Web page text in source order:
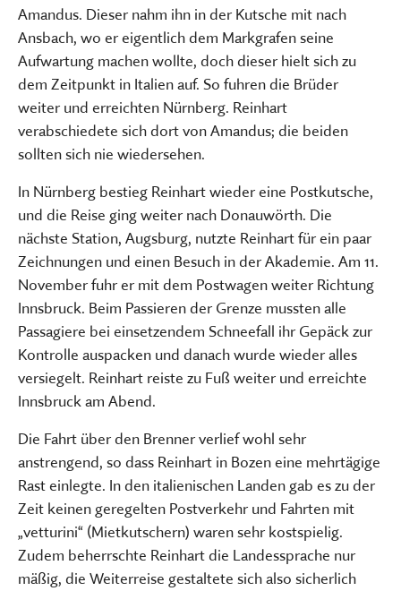
Amandus. Dieser nahm ihn in der Kutsche mit nach
Ansbach, wo er eigentlich dem Markgrafen seine
Aufwartung machen wollte, doch dieser hielt sich zu
dem Zeitpunkt in Italien auf. So fuhren die Brüder
weiter und erreichten Nürnberg. Reinhart
verabschiedete sich dort von Amandus; die beiden
sollten sich nie wiedersehen.
In Nürnberg bestieg Reinhart wieder eine Postkutsche,
und die Reise ging weiter nach Donauwörth. Die
nächste Station, Augsburg, nutzte Reinhart für ein paar
Zeichnungen und einen Besuch in der Akademie. Am 11.
November fuhr er mit dem Postwagen weiter Richtung
Innsbruck. Beim Passieren der Grenze mussten alle
Passagiere bei einsetzendem Schneefall ihr Gepäck zur
Kontrolle auspacken und danach wurde wieder alles
versiegelt. Reinhart reiste zu Fuß weiter und erreichte
Innsbruck am Abend.
Die Fahrt über den Brenner verlief wohl sehr
anstrengend, so dass Reinhart in Bozen eine mehrtägige
Rast einlegte. In den italienischen Landen gab es zu der
Zeit keinen geregelten Postverkehr und Fahrten mit
„vetturini“ (Mietkutschern) waren sehr kostspielig.
Zudem beherrschte Reinhart die Landessprache nur
mäßig, die Weiterreise gestaltete sich also sicherlich